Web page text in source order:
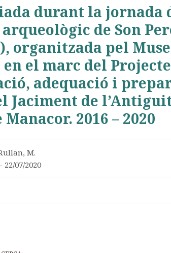
durant la jornada
de Son
organitzada pel
el marc del
adequació i
Jaciment de
2016 – 2020
M.
22/07/2020